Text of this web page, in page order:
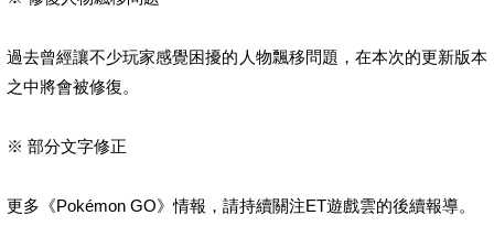
過去曾經讓不少玩家感覺困擾的人物飄移問題，在本次的更新版本
之中將會被修復。
※ 部分文字修正
更多《Pokémon GO》情報，請持續關注ET遊戲雲的後續報導。